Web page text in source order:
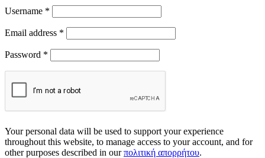
Username *
Email address *
Password *
Your personal data will be used to support your experience
throughout this website, to manage access to your account, and for
other purposes described in ourπολιτική απορρήτου.